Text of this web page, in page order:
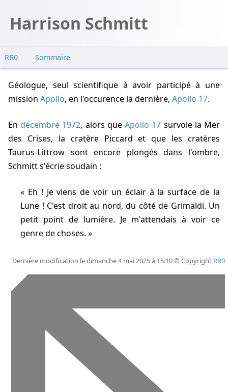
Harrison Schmitt
RR0 Sommaire
Géologue, seul scientifique à avoir participé à une
mission Apollo, en l'occurence la dernière, Apollo 17.
En décembre 1972, alors queApollo 17 survole la Mer
des Crises, la cratère Piccard et que les cratères
Taurus-Littrow sont encore plongés dans l'ombre,
Schmitt s'écrie soudain :
Eh ! Je viens de voir un éclair à la surface de la
Lune ! C'est droit au nord, du côté de Grimaldi. Un
petit point de lumière. Je m'attendais à voir ce
genre de choses.
Dernière modification le dimanche 4 mai 2025 à 15:10 © Copyright RR0